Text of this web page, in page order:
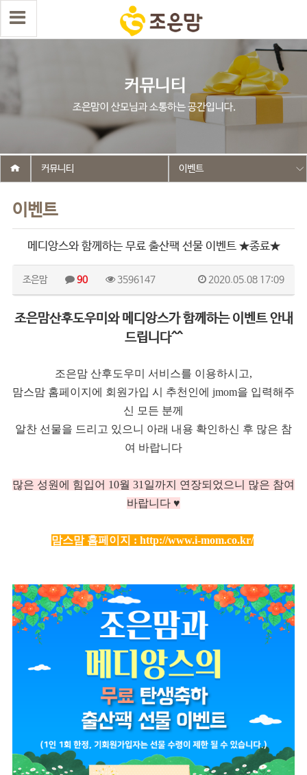
이벤트
커뮤니티 이벤트
메디앙스와 함께하는 무료 출산팩 선물 이벤트 ★종료★
조은맘 90 3596147 2020.05.08 17:09
조은맘산후도우미와 메디앙스가 함께하는 이벤트 안내
드립니다^^
조은맘 산후도우미 서비스를 이용하시고,
맘스맘 홈페이지에 회원가입 시 추천인에 jmom을 입력해주
신 모든 분께
알찬 선물을 드리고 있으니 아래 내용 확인하신 후 많은 참
여 바랍니다
많은 성원에 힘입어 10월 31일까지 연장되었으니 많은 참여
바랍니다 ♥
맘스맘 홈페이지 : http://www.i-mom.co.kr/